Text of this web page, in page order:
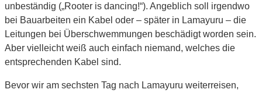
unbeständig („Rooter is dancing!“). Angeblich soll irgendwo
bei Bauarbeiten ein Kabel oder – später in Lamayuru – die
Leitungen bei Überschwemmungen beschädigt worden sein.
Aber vielleicht weiß auch einfach niemand, welches die
entsprechenden Kabel sind.
Bevor wir am sechsten Tag nach Lamayuru weiterreisen,